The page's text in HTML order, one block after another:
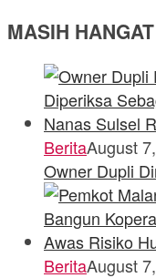
MASIH HANGAT
BeritaAugust
Owner Dupli
BeritaAugust